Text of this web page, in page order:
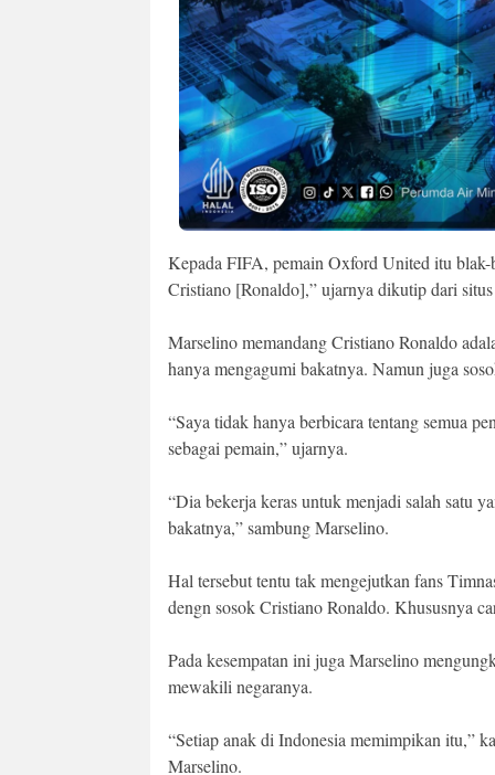
Kepada FIFA, pemain Oxford United itu
Cristiano [Ronaldo],” ujarnya dikutip dari
Marselino memandang Cristiano Ronaldo
hanya mengagumi bakatnya. Namun juga
“Saya tidak hanya berbicara tentang semua
sebagai pemain,” ujarnya.
“Dia bekerja keras untuk menjadi salah satu
bakatnya,” sambung Marselino.
Hal tersebut tentu tak mengejutkan fans
dengn sosok Cristiano Ronaldo. Khususnya
Pada kesempatan ini juga Marselino
mewakili negaranya.
“Setiap anak di Indonesia memimpikan itu,”
Marselino.